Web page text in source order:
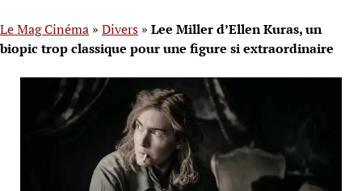
Le Mag Cinéma » Divers » Lee Miller d’Ellen Kuras, un
biopic trop classique pour une figure si extraordinaire